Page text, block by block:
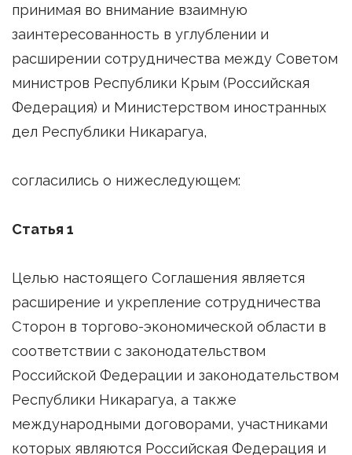
принимая во внимание взаимную
заинтересованность в углублении и
расширении сотрудничества между Советом
министров Республики Крым (Российская
Федерация) и Министерством иностранных
дел Республики Никарагуа,
согласились о нижеследующем:
Статья 1
Целью настоящего Соглашения является
расширение и укрепление сотрудничества
Сторон в торгово-экономической области в
соответствии с законодательством
Российской Федерации и законодательством
Республики Никарагуа, а также
международными договорами, участниками
которых являются Российская Федерация и